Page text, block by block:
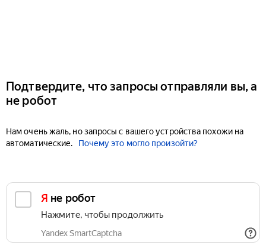
Подтвердите, что запросы отправляли вы, а
не робот
Нам очень жаль, но запросы с вашего устройства похожи на
автоматические.
Почему это могло произойти?
Я не робот
Нажмите, чтобы продолжить
Yandex SmartCaptcha